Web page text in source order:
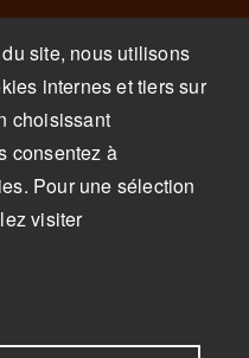
site, nous utilisons
internes et tiers sur
choisissant
consentez à
Pour une sélection
visiter